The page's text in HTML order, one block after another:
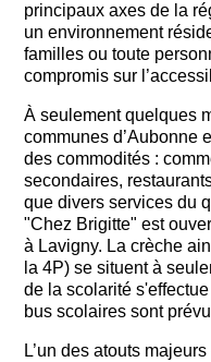
principaux axes de la
un environnement
familles ou toute
compromis sur
À seulement quelques
communes d’Aubonne
des commodités :
secondaires,
que divers services du
"Chez Brigitte" est
à Lavigny. La crèche
la 4P) se situent à
de la scolarité
bus scolaires sont
L’un des atouts